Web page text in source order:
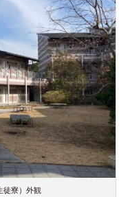
徒寮）外観